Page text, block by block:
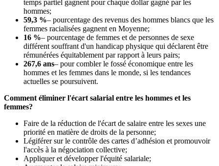
temps partiel gagnent pour chaque dollar gagné par les
hommes;
59,3 %– pourcentage des revenus des hommes blancs que les
femmes racialisées gagnent en Moyenne;
16 %– pourcentage de femmes et de personnes de sexe
différent souffrant d'un handicap physique qui déclarent être
rémunérées équitablement par rapport à leurs pairs;
267,6 ans– pour combler le fossé économique entre les
hommes et les femmes dans le monde, si les tendances
actuelles se poursuivent.
Comment éliminer l'écart salarial entre les hommes et les
femmes?
Faire de la réduction de l'écart de salaire entre les sexes une
priorité en matière de droits de la personne;
Légiférer sur le contrôle des cartes d’adhésion et promouvoir
l'accès à la négociation collective;
Appliquer et développer l'équité salariale;